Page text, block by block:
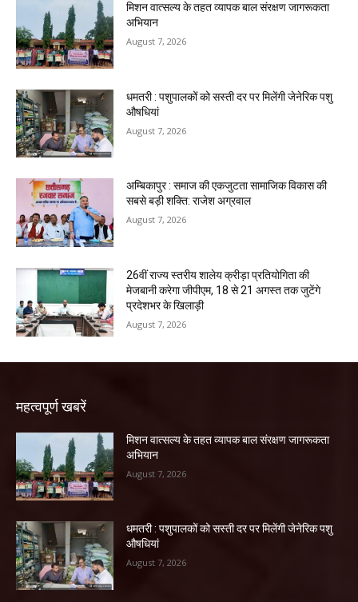
मिशन वात्सल्य के तहत व्यापक बाल संरक्षण जागरूकता
अभियान
August 7, 2026
धमतरी : पशुपालकों को सस्ती दर पर मिलेंगी जेनेरिक पशु
औषधियां
August 7, 2026
अम्बिकापुर : समाज की एकजुटता सामाजिक विकास की
सबसे बड़ी शक्ति: राजेश अग्रवाल
August 7, 2026
26वीं राज्य स्तरीय शालेय क्रीड़ा प्रतियोगिता की
मेजबानी करेगा जीपीएम, 18 से 21 अगस्त तक जुटेंगे
प्रदेशभर के खिलाड़ी
August 7, 2026
महत्वपूर्ण खबरें
मिशन वात्सल्य के तहत व्यापक बाल संरक्षण जागरूकता
अभियान
August 7, 2026
धमतरी : पशुपालकों को सस्ती दर पर मिलेंगी जेनेरिक पशु
औषधियां
August 7, 2026